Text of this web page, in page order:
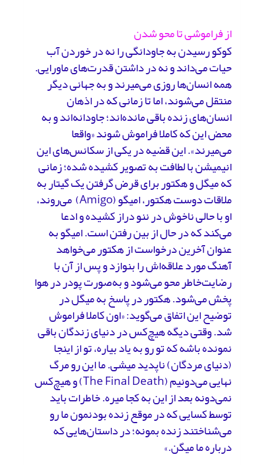
از فراموشی تا محو شدن
کوکو رسیدن به جاودانگی را نه در خوردن آب
حیات می‌داند و نه در داشتن قدرت‌های ماورایی.
همه‌ انسان‌ها روزی می‌میرند و به جهانی دیگر
منتقل می‌شوند، اما تا زمانی که در اذهان
انسان‌های زنده باقی مانده‌اند؛ جاودانه‌اند و به
محض این که کاملا فراموش شوند «واقعا
می‌میرند». این قضیه در یکی از سکانس‌های این
انیمیشن با لطافت به تصویر کشیده شده؛ زمانی
که میگل و هکتور برای قرض گرفتن یک گیتار به
ملاقات دوست هکتور، امیگو (Amigo) می‌روند،
او با حالی ناخوش در ننو دراز کشیده و ادعا
می‌کند که در حال از بین رفتن است. امیگو به
عنوان آخرین درخواست از هکتور می‌خواهد
آهنگ مورد علاقه‌اش را بنوازد و پس از آن با
رضایت‌خاطر محو می‌شود و به‌صورت پودر در هوا
پخش می‌شود. هکتور در پاسخ به میگل در
توضیح این اتفاق می‌گوید: «اون کاملا فراموش
شد. وقتی دیگه هیچ‌کس در دنیای زندگان باقی
نمونده باشه که تو رو به یاد بیاره، تو از اینجا
(دنیای مردگان) ناپدید میشی. ما این رو مرگ
نهایی می‌دونیم (The Final Death) و هیچ‌کس
نمی‌دونه بعد از این به کجا میره. خاطرات باید
توسط کسایی که در موقع زنده بودنمون ما رو
می‌شناختند زنده بمونه؛ در داستان‌هایی که
درباره ما میگن.»